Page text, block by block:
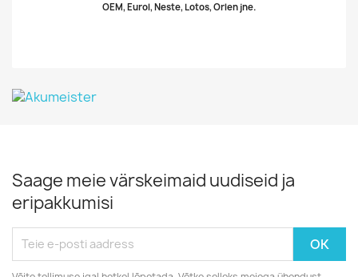
OEM, Eurol, Neste, Lotos, Orlen jne.
Saage meie värskeimaid uudiseid ja
eripakkumisi